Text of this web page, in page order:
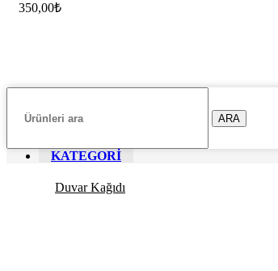
350,00₺
ARA
KATEGORİ
Duvar Kağıdı